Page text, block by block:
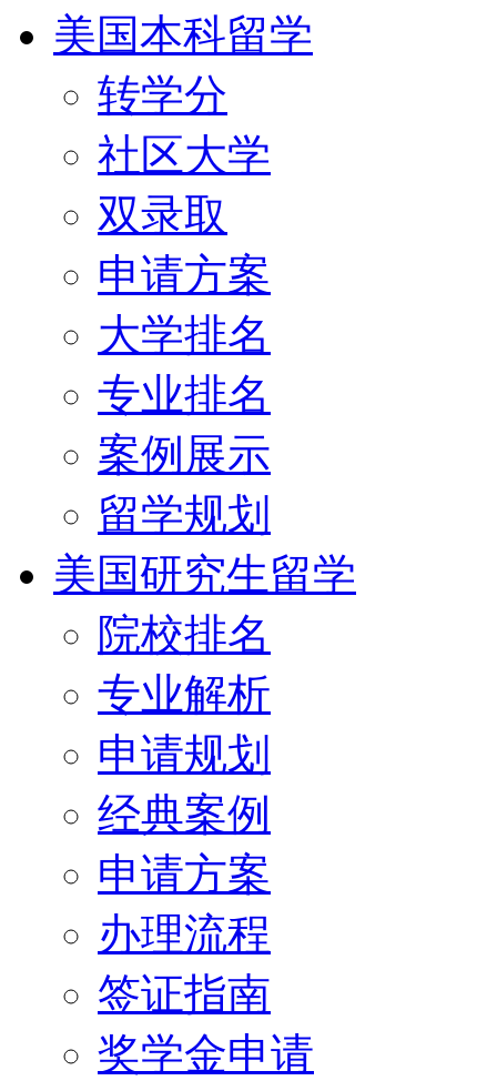
美国本科留学
转学分
社区大学
双录取
申请方案
大学排名
专业排名
案例展示
留学规划
美国研究生留学
院校排名
专业解析
申请规划
经典案例
申请方案
办理流程
签证指南
奖学金申请